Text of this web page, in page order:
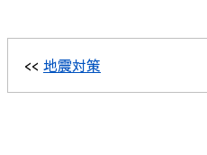
<< 地震対策